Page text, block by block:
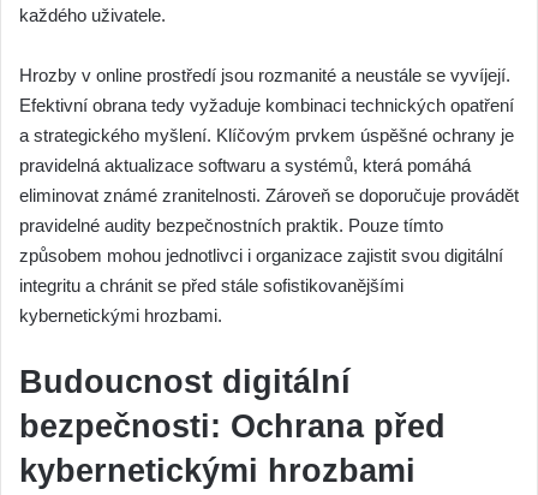
každého uživatele.
Hrozby v online prostředí jsou rozmanité a neustále se vyvíjejí.
Efektivní obrana tedy vyžaduje kombinaci technických opatření
a strategického myšlení. Klíčovým prvkem úspěšné ochrany je
pravidelná aktualizace softwaru a systémů, která pomáhá
eliminovat známé zranitelnosti. Zároveň se doporučuje provádět
pravidelné audity bezpečnostních praktik. Pouze tímto
způsobem mohou jednotlivci i organizace zajistit svou digitální
integritu a chránit se před stále sofistikovanějšími
kybernetickými hrozbami.
Budoucnost digitální
bezpečnosti: Ochrana před
kybernetickými hrozbami